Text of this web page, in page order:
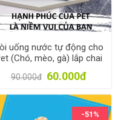
uống nước tự động cho
(Chó, mèo, gà) lắp chai
90.000đ 60.000đ
-51%